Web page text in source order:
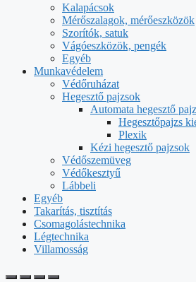
Kalapácsok
Mérőszalagok, mérőeszközök
Szorítók, satuk
Vágóeszközök, pengék
Egyéb
Munkavédelem
Védőruházat
Hegesztő pajzsok
Automata hegesztő
Hegesztőpajzs
Plexik
Kézi hegesztő pajzsok
Védőszemüveg
Védőkesztyű
Lábbeli
Egyéb
Takarítás, tisztítás
Csomagolástechnika
Légtechnika
Villamosság